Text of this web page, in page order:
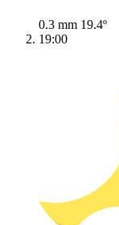
0.3 mm 19.4º
19:00